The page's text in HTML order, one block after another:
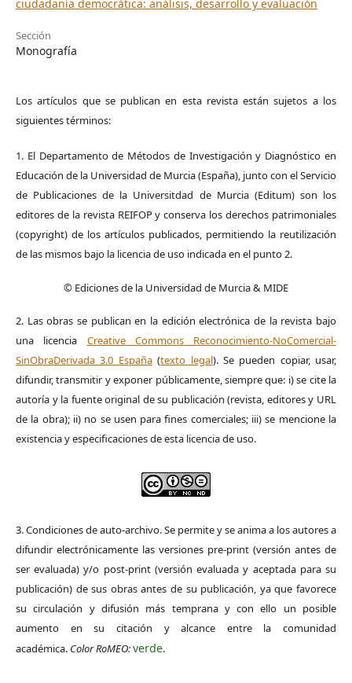
ciudadanía democrática: análisis, desarrollo y evaluación
Sección
Monografía
Los artículos que se publican en esta revista están sujetos a los
siguientes términos:
1. El Departamento de Métodos de Investigación y Diagnóstico en
Educación de la Universidad de Murcia (España), junto con el Servicio
de Publicaciones de la Universitdad de Murcia (Editum) son los
editores de la revista REIFOP y conserva los derechos patrimoniales
(copyright) de los artículos publicados, permitiendo la reutilización
de las mismos bajo la licencia de uso indicada en el punto 2.
© Ediciones de la Universidad de Murcia & MIDE
2. Las obras se publican en la edición electrónica de la revista bajo
una licencia Creative Commons Reconocimiento-NoComercial-
SinObraDerivada 3.0 España(texto legal). Se pueden copiar, usar,
difundir, transmitir y exponer públicamente, siempre que: i) se cite la
autoría y la fuente original de su publicación (revista, editores y URL
de la obra); ii) no se usen para fines comerciales; iii) se mencione la
existencia y especificaciones de esta licencia de uso.
3. Condiciones de auto-archivo. Se permite y se anima a los autores a
difundir electrónicamente las versiones pre-print (versión antes de
ser evaluada) y/o post-print (versión evaluada y aceptada para su
publicación) de sus obras antes de su publicación, ya que favorece
su circulación y difusión más temprana y con ello un posible
aumento en su citación y alcance entre la comunidad
académica. Color RoMEO:verde.